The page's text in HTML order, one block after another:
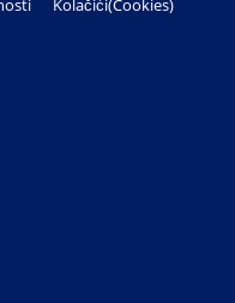
Kolačići(Cookies)